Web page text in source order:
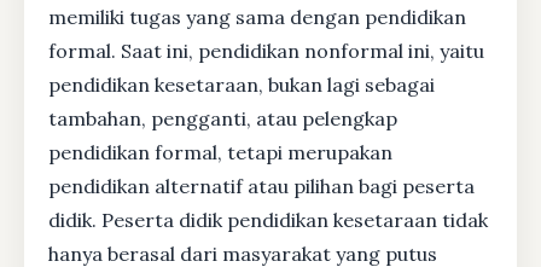
memiliki tugas yang sama dengan pendidikan
formal. Saat ini, pendidikan nonformal ini, yaitu
pendidikan kesetaraan, bukan lagi sebagai
tambahan, pengganti, atau pelengkap
pendidikan formal, tetapi merupakan
pendidikan alternatif atau pilihan bagi peserta
didik. Peserta didik pendidikan kesetaraan tidak
hanya berasal dari masyarakat yang putus